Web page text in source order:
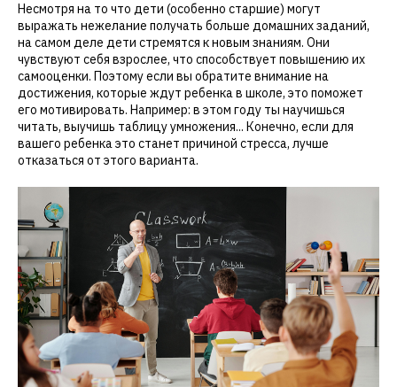
Несмотря на то что дети (особенно старшие) могут
выражать нежелание получать больше домашних заданий,
на самом деле дети стремятся к новым знаниям. Они
чувствуют себя взрослее, что способствует повышению их
самооценки. Поэтому если вы обратите внимание на
достижения, которые ждут ребенка в школе, это поможет
его мотивировать. Например: в этом году ты научишься
читать, выучишь таблицу умножения... Конечно, если для
вашего ребенка это станет причиной стресса, лучше
отказаться от этого варианта.